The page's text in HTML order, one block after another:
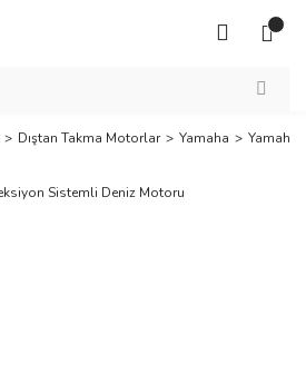
Dıştan Takma Motorlar Yamaha Yamaha